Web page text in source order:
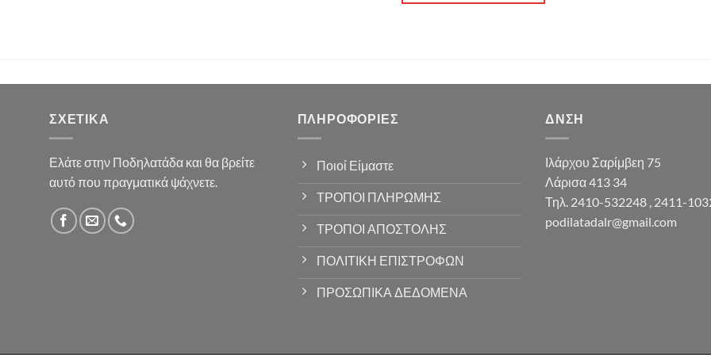
ΣΧΕΤΙΚΆ
Ελάτε στην Ποδηλατάδα και θα βρείτε
αυτό που πραγματικά ψάχνετε.
ΠΛΗΡΟΦΟΡΊΕΣ
Ποιοί Είμαστε
ΤΡΟΠΟΙ ΠΛΗΡΩΜΗΣ
ΤΡΟΠΟΙ ΑΠΟΣΤΟΛΗΣ
ΠΟΛΙΤΙΚΗ ΕΠΙΣΤΡΟΦΩΝ
ΠΡΟΣΩΠΙΚΑ ΔΕΔΟΜΕΝΑ
ΔΝΣΗ
Ιλάρχου Σαρίμβεη 75
Λάρισα 413 34
Τηλ. 2410-532248 , 2411-
podilatadalr@gmail.com